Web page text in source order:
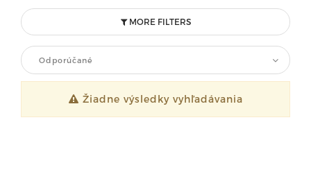
MORE FILTERS
Odporúčané
Žiadne výsledky vyhľadávania